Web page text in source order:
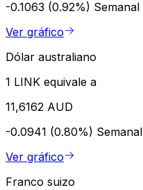
-0.1063 (0.92%) Semanal
Ver gráfico
Dólar australiano
1 LINK equivale a
11,6162 AUD
-0.0941 (0.80%) Semanal
Ver gráfico
Franco suizo